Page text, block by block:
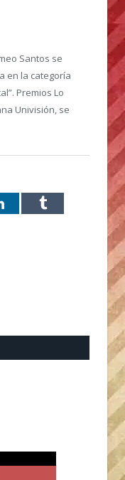
Santos se
en la categoría
Premios Lo
Univisión, se
LinkedInTumblr